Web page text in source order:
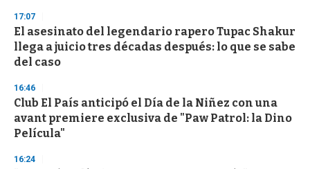
s
e
c
o
n
17:07
El asesinato del legendario rapero Tupac Shakur
llega a juicio tres décadas después: lo que se sabe
del caso
16:46
Club El País anticipó el Día de la Niñez con una
avant premiere exclusiva de "Paw Patrol: la Dino
Película"
16:24